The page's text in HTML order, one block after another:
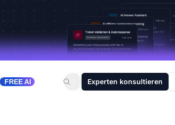
FREE AI Experten konsultieren